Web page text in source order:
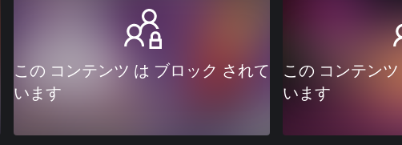
この コンテンツ は ブロック されて
います
この コンテン
います